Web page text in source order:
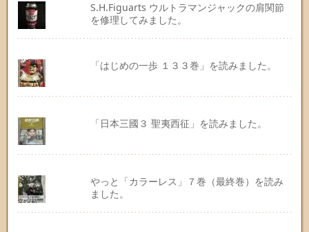
S.H.Figuarts ウルトラマンジャックの肩関節
を修理してみました。
「はじめの一歩 １３３巻」を読みました。
「日本三國３ 聖夷西征」を読みました。
やっと「カラーレス」７巻（最終巻）を読み
ました。